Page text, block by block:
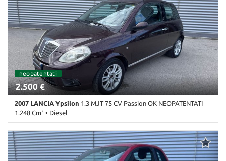
Chiusura centralizzata • Climatizzatore • Climatizzatore
automatico, 2 zone • Controllo trazione • Fendinebbia •
Immobilizzatore elettronico • MP3 • Servosterzo • Specchietti
laterali elettrici
neopatentati
2.500 €
2007 LANCIA Ypsilon 1.3 MJT 75 CV Passion OK NEOPATENTATI
1.248 Cm³ • Diesel
238.000 Km • Cambio Manuale (5) • Viola metallizzato • 3 Porte •
ABS • Airbag • Airbag Passeggero • Autoradio • Chiusura
centralizzata • Climatizzatore • Immobilizzatore elettronico •
Servosterzo